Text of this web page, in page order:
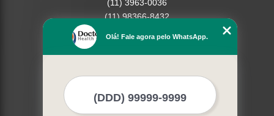
(11) 3963-0036
(11) 98366-8432
Missão
Olá! Fale agora pelo WhatsApp.